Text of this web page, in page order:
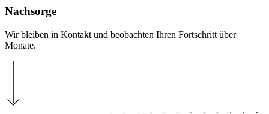
Nachsorge
Wir bleiben in Kontakt und beobachten Ihren Fortschritt über
Monate.